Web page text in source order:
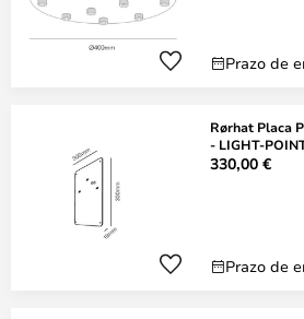
Prazo de
Rørhat Placa
- LIGHT-
330,00 €
Prazo de